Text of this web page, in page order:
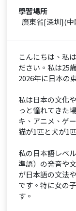
學習場所
廣東省[深圳](中
こんにちは、私
ださい。私は25
2026年に日本の
私は日本の文化
っと憧れてきた
キ、アニメ、ゲ
猫が1匹と犬が1
私の日本語レベ
準語）の発音や
が日本語の文法
です。特に女の
す。